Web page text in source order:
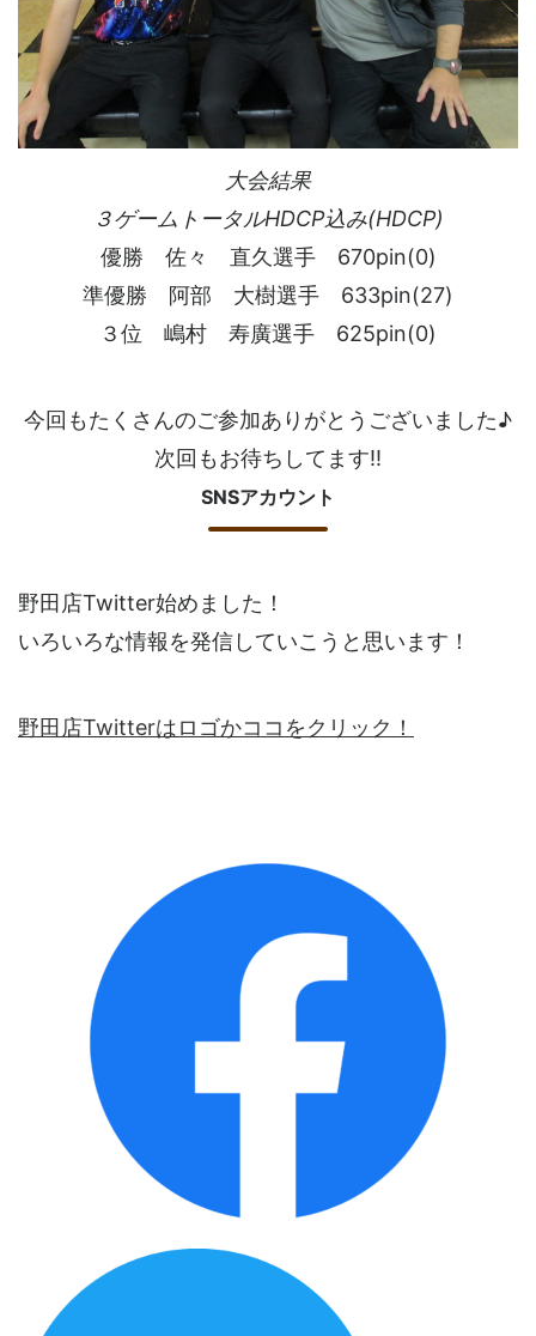
大会結果
３ゲームトータルHDCP込み(HDCP)
優勝 佐々 直久選手 670pin(0)
準優勝 阿部 大樹選手 633pin(27)
３位 嶋村 寿廣選手 625pin(0)
今回もたくさんのご参加ありがとうございました♪
次回もお待ちしてます!!
SNSアカウント
野田店Twitter始めました！
いろいろな情報を発信していこうと思います！
野田店Twitterはロゴかココをクリック！